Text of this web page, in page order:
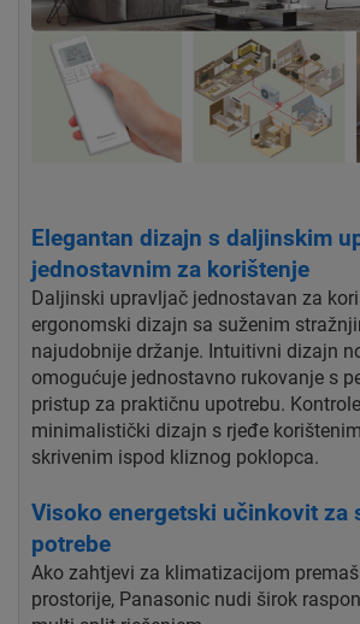
Elegantan dizajn s daljinskim
jednostavnim za korištenje
Daljinski upravljač jednostavan za
ergonomski dizajn sa suženim
najudobnije držanje. Intuitivni dizajn
omogućuje jednostavno rukovanje s
pristup za praktičnu upotrebu.
minimalistički dizajn s rjeđe
skrivenim ispod kliznog poklopca.
Visoko energetski učinkovit za
potrebe
Ako zahtjevi za klimatizacijom
prostorije, Panasonic nudi širok